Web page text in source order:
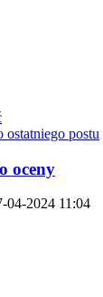
oceny
04-2024 11:04